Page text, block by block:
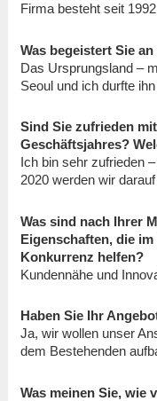
Firma besteht seit
Was begeistert Sie
Das Ursprungsland –
Seoul und ich durfte
Sind Sie zufrieden
Geschäftsjahres?
Ich bin sehr zufrieden
2020 werden wir
Was sind nach Ihrer
Eigenschaften, die
Konkurrenz helfen?
Kundennähe und
Haben Sie Ihr
Ja, wir wollen unser
dem Bestehenden
Was meinen Sie, wie